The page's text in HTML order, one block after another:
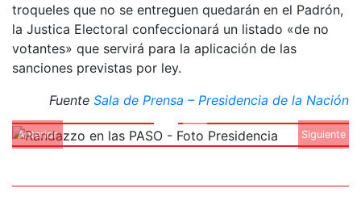
troqueles que no se entreguen quedarán en el Padrón,
la Justica Electoral confeccionará un listado «de no
votantes» que servirá para la aplicación de las
sanciones previstas por ley.
Fuente Sala de Prensa – Presidencia de la Nación
Anterior Siguiente